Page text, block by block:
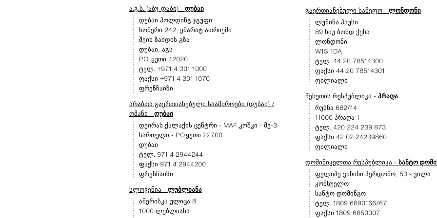
ა.გ.ს. (აბუ-დაბი) - დუბაი
დუბაი ჰოლდინგ ჯგუფი
ნომერი 242, ემარატ ათრიუმი
შეიხ ზაიდის გზა
დუბაი, აგს
P.O. ყუთი 42020
ტელ. +971 4 301 1000
ფაქსი +971 4 301 1070
ფრენჩაიზი
არაბთა გაერთიანებული საამიროები (დუბაი) /
ომანი - დუბაი
დეირას ქალაქის ცენტრი - MAF კოშკი - მე-3
სართული - P.O.ყუთი 22700
დუბაი
ტელ. 971 4 2944244
ფაქსი 971 4 2944200
ფრენჩაიზი
სლოვენია - ლუბლიანა
ამერისკა ულიცა 8
1000 ლუბლიანა
გაერთიანებული სამეფო -ლონდონი
ლუმინა ჰაუსი
89 ნიუ ბონდ ქუჩა
ლონდონი
W1S 1DA
ტელ. 44 20 78514300
ფაქსი 44 20 78514301
ფილიალი
ჩეხეთის რესპუბლიკა -პრაღა
რუბნა 682/14
11000 პრაღა 1
ტელ. 420 224 239 873
ფაქსი 42 02 24239860
ფილიალი
დომინიკელთა რესპუბლიკა -სანტო
ფელიპე ვიჩინი პერდომო, 53 - ვილა
კონსუელო
სანტო დომინგო
ტელ. 1809 6890166/67
ფაქსი 1809 6850007